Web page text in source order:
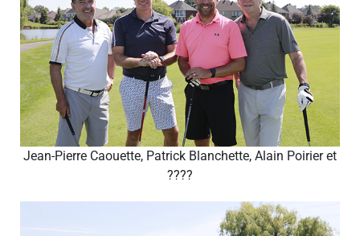
Jean-Pierre Caouette, Patrick Blanchette, Alain Poirier et
????